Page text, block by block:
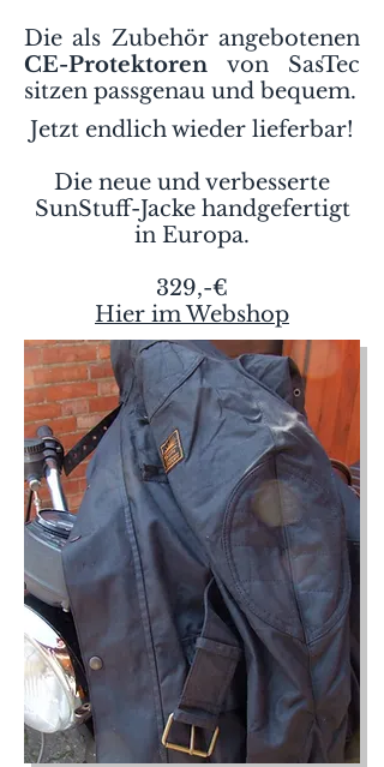
Die als Zubehör angebotenen
CE-Protektoren von SasTec
sitzen passgenau und bequem.
Jetzt endlich wieder lieferbar!
Die neue und verbesserte
SunStuff-Jacke handgefertigt
in Europa.
329,-€
Hier im Webshop